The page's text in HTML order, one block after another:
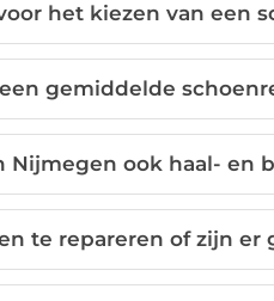
het kiezen van een
gemiddelde
Nijmegen ook haal- en
te repareren of zijn er